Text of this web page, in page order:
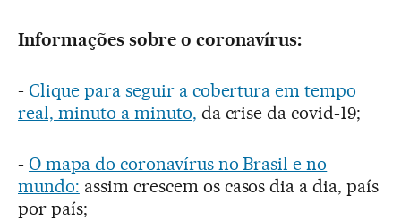
Informações sobre o coronavírus:
- Clique para seguir a cobertura em tempo
real, minuto a minuto, da crise da covid-19;
- O mapa do coronavírus no Brasil e no
mundo: assim crescem os casos dia a dia, país
por país;